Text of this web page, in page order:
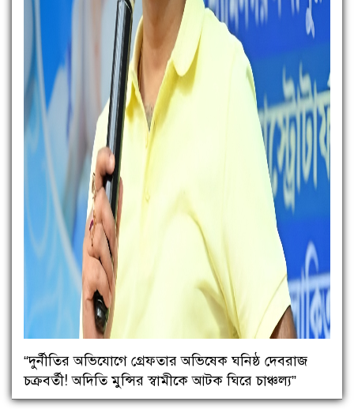
“দুর্নীতির অভিযোগে গ্রেফতার অভিষেক ঘনিষ্ঠ দেবরাজ
চক্রবর্তী! অদিতি মুন্সির স্বামীকে আটক ঘিরে চাঞ্চল্য”